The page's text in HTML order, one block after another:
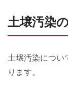
土壌汚染
土壌汚染につい
ります。